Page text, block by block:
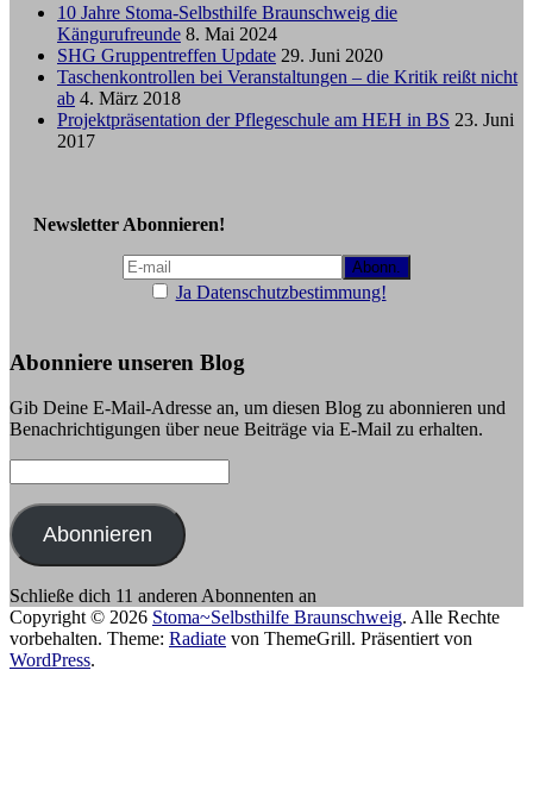
10 Jahre Stoma-Selbsthilfe Braunschweig die
Kängurufreunde 8. Mai 2024
SHG Gruppentreffen Update 29. Juni 2020
Taschenkontrollen bei Veranstaltungen – die Kritik reißt nicht
ab 4. März 2018
Projektpräsentation der Pflegeschule am HEH in BS 23. Juni
2017
Newsletter Abonnieren!
Ja Datenschutzbestimmung!
Abonniere unseren Blog
Gib Deine E-Mail-Adresse an, um diesen Blog zu abonnieren und
Benachrichtigungen über neue Beiträge via E-Mail zu erhalten.
Mail-
Adresse:
Abonnieren
Schließe dich 11 anderen Abonnenten an
Copyright © 2026 Stoma~Selbsthilfe Braunschweig. Alle Rechte
vorbehalten. Theme: Radiate von ThemeGrill. Präsentiert von
WordPress.